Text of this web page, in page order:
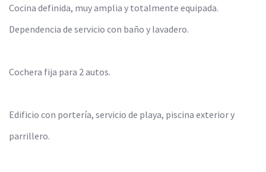
Cocina definida, muy amplia y totalmente equipada.
Dependencia de servicio con baño y lavadero.
Cochera fija para 2 autos.
Edificio con portería, servicio de playa, piscina exterior y
parrillero.